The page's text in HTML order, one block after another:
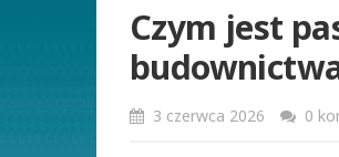
Czym jest
3 czerwca 2026 0